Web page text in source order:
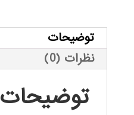
توضیحات
نظرات (0)
توضیحات